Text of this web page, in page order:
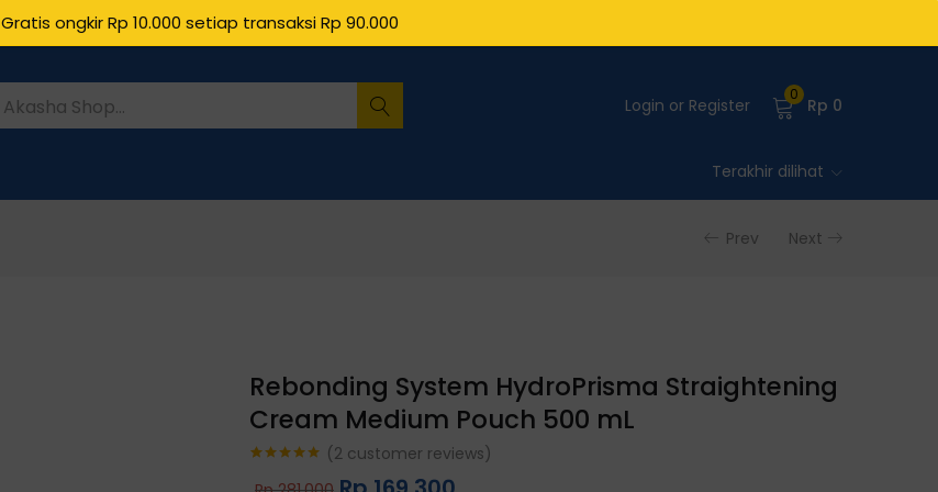
Login or Register
0
Rp 0
Terakhir dilihat
Prev Next
Rebonding System HydroPrisma Straightening
Cream Medium Pouch 500 mL
out of 5
(2 customer reviews)
Gratis ongkir Rp 10.000 setiap transaksi Rp 90.000